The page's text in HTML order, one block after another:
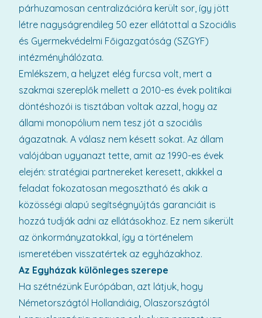
párhuzamosan centralizációra került sor, így jött
létre nagyságrendileg 50 ezer ellátottal a Szociális
és Gyermekvédelmi Főigazgatóság (SZGYF)
intézményhálózata.
Emlékszem, a helyzet elég furcsa volt, mert a
szakmai szereplők mellett a 2010-es évek politikai
döntéshozói is tisztában voltak azzal, hogy az
állami monopólium nem tesz jót a szociális
ágazatnak. A válasz nem késett sokat. Az állam
valójában ugyanazt tette, amit az 1990-es évek
elején: stratégiai partnereket keresett, akikkel a
feladat fokozatosan megosztható és akik a
közösségi alapú segítségnyújtás garanciáit is
hozzá tudják adni az ellátásokhoz. Ez nem sikerült
az önkormányzatokkal, így a történelem
ismeretében visszatértek az egyházakhoz.
Az Egyházak különleges szerepe
Ha szétnézünk Európában, azt látjuk, hogy
Németországtól Hollandiáig, Olaszországtól